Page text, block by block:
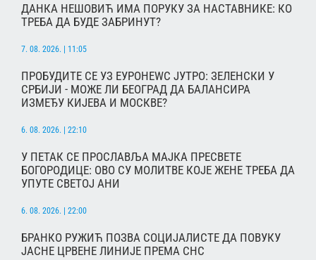
ДАНКА НЕШОВИЋ ИМА ПОРУКУ ЗА НАСТАВНИКЕ: КО
ТРЕБА ДА БУДЕ ЗАБРИНУТ?
7. 08. 2026. | 11:05
ПРОБУДИТЕ СЕ УЗ ЕУРОНЕWС ЈУТРО: ЗЕЛЕНСКИ У
СРБИЈИ - МОЖЕ ЛИ БЕОГРАД ДА БАЛАНСИРА
ИЗМЕЂУ КИЈЕВА И МОСКВЕ?
6. 08. 2026. | 22:10
У ПЕТАК СЕ ПРОСЛАВЉА МАЈКА ПРЕСВЕТЕ
БОГОРОДИЦЕ: ОВО СУ МОЛИТВЕ КОЈЕ ЖЕНЕ ТРЕБА ДА
УПУТЕ СВЕТОЈ АНИ
6. 08. 2026. | 22:00
БРАНКО РУЖИЋ ПОЗВА СОЦИЈАЛИСТЕ ДА ПОВУКУ
ЈАСНЕ ЦРВЕНЕ ЛИНИЈЕ ПРЕМА СНС